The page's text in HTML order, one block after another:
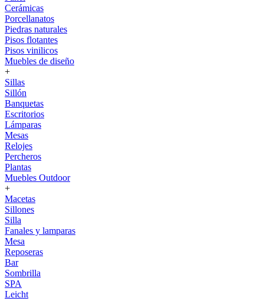
Cerámicas
Porcellanatos
Piedras naturales
Pisos flotantes
Pisos vinilicos
Muebles de diseño
+
Sillas
Sillón
Banquetas
Escritorios
Lámparas
Mesas
Relojes
Percheros
Plantas
Muebles Outdoor
+
Macetas
Sillones
Silla
Fanales y lamparas
Mesa
Reposeras
Bar
Sombrilla
SPA
Leicht